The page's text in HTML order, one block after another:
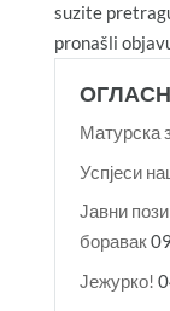
suzite
pronašli
Матурска
Успјеси
Јавни
боравак
Јежурко!